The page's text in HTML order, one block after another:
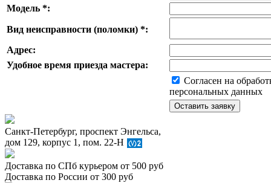
Модель *:
Вид неисправности (поломки) *:
Адрес:
Удобное время приезда мастера:
Согласен на
персональных данных
Санкт-Петербург, проспект Энгельса,
дом 129, корпус 1, пом. 22-Н
Доставка по СПб курьером от 500 руб
Доставка по России от 300 руб